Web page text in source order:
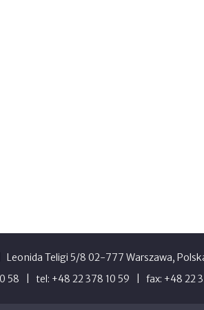
Leonida Teligi 5/8 02-777 Warszawa,
58
tel: +48 22 378 10 59 fax: +48 22